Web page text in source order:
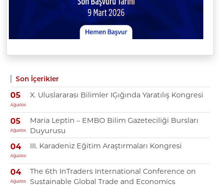
Son İçerikler
05
Ağustos
X. Uluslararası Bilimler IĢığında Yaratılış Kongresi
05
Ağustos
Maria Leptin – EMBO Bilim Gazeteciliği Bursları
Duyurusu
04
Ağustos
III. Karadeniz Eğitim Araştırmaları Kongresi
04
Ağustos
The 6th InTraders International Conference on
Sustainable Global Trade and Economics